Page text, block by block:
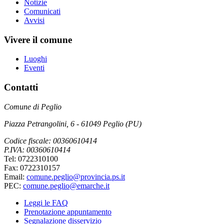
Notizie
Comunicati
Avvisi
Vivere il comune
Luoghi
Eventi
Contatti
Comune di Peglio
Piazza Petrangolini, 6 - 61049 Peglio (PU)
Codice fiscale: 00360610414
P.IVA: 00360610414
Tel: 0722310100
Fax: 0722310157
Email: comune.peglio@provincia.ps.it
PEC: comune.peglio@emarche.it
Leggi le FAQ
Prenotazione appuntamento
Segnalazione disservizio